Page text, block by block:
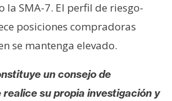
SMA-7. El perfil de riesgo-
posiciones compradoras
se mantenga elevado.
un consejo de
realice su propia investigación y